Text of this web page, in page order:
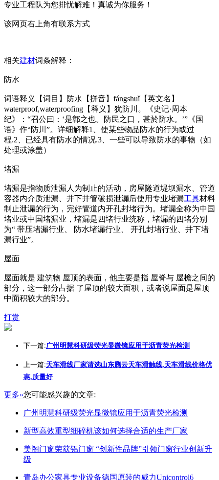
专业工程队为您排忧解难！真诚为你服务！
该网页右上角有联系方式
相关建材词条解释：
防水
词语释义【词目】防水【拼音】fángshuǐ【英文名】
waterproof,waterproofing【释义】犹防川。《史记·周本
纪》：“召公曰：‘是鄣之也。防民之口，甚於防水。’”《国
语》作“防川”。详细解释1、使某些物品防水的行为或过
程.2、已经具有防水的情况.3、一些可以导致防水的事物（如
处理或涂盖）
堵漏
堵漏是指物质泄漏人为制止的活动，房屋隧道堤坝漏水、管道
容器内介质泄漏、井下井管破损泄漏后使用专业堵漏工具材料
制止泄漏的行为，完好管道内开孔封堵行为。堵漏全称为中国
堵业或中国堵漏业，堵漏是四堵行业统称，堵漏的四堵分别
为“ 带压堵漏行业、 防水堵漏行业、 开孔封堵行业、井下堵
漏行业”。
屋面
屋面就是 建筑物 屋顶的表面，他主要是指 屋脊与 屋檐之间的
部分，这一部分占据 了屋顶的较大面积，或者说屋面是屋顶
中面积较大的部分。
打赏
下一篇:广州明慧科研级荧光显微镜应用于沥青荧光检测
上一篇:天车滑线厂家请选山东腾云天车滑触线,天车滑线价格优
惠,质量好
更多»您可能感兴趣的文章:
广州明慧科研级荧光显微镜应用于沥青荧光检测
新型高效重型细碎机该如何选择合适的生产厂家
美阁门窗荣获铝门窗 “创新性品牌”引领门窗行业创新升
级
青岛办公家具专业设备德国原装的威力Unicontrol6